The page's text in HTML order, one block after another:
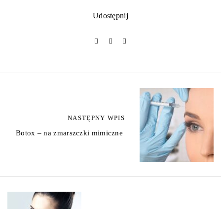
Udostępnij
NASTĘPNY WPIS
Botox – na zmarszczki mimiczne